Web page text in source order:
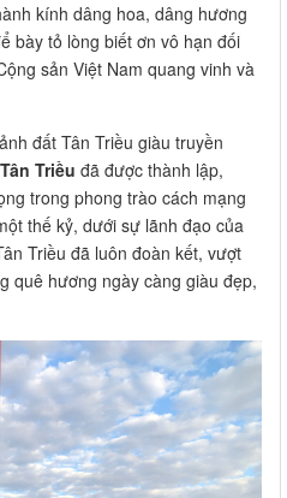
kính dâng hoa, dâng hương
bày tỏ lòng biết ơn vô hạn đối
sản Việt Nam quang vinh và
đất Tân Triều giàu truyền
Triều đã được thành lập,
trong phong trào cách mạng
thế kỷ, dưới sự lãnh đạo của
Triều đã luôn đoàn kết, vượt
quê hương ngày càng giàu đẹp,